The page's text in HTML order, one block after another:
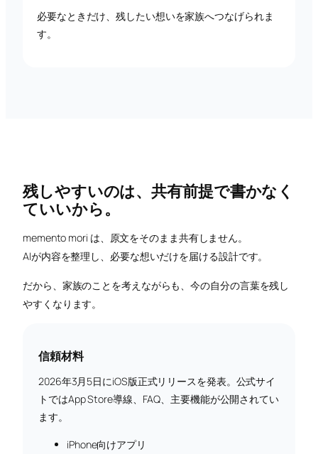
必要なときだけ、残したい想いを家族へつなげられま
す。
残しやすいのは、共有前提で書かなく
ていいから。
memento mori は、原文をそのまま共有しません。
AIが内容を整理し、必要な想いだけを届ける設計です。
だから、家族のことを考えながらも、今の自分の言葉を残し
やすくなります。
信頼材料
2026年3月5日にiOS版正式リリースを発表。公式サイ
トではApp Store導線、FAQ、主要機能が公開されてい
ます。
iPhone向けアプリ